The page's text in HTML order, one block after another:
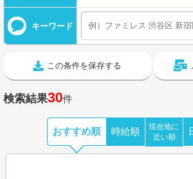
キーワード
この条件を保存する
検索結果30件
おすすめ順 時給順
現在地に
近い順